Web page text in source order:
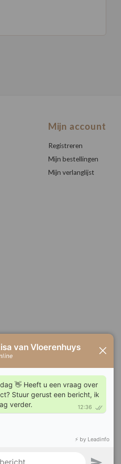
Mijn account
Registreren
Mijn bestellingen
Mijn verlanglijst